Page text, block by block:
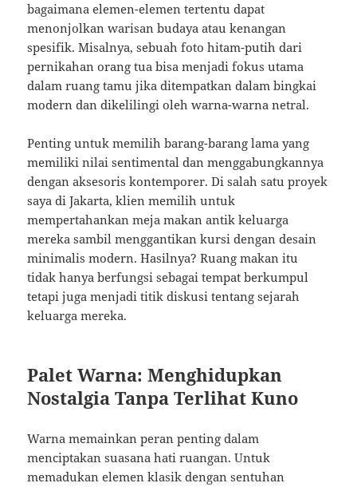
bagaimana elemen-elemen tertentu dapat
menonjolkan warisan budaya atau kenangan
spesifik. Misalnya, sebuah foto hitam-putih dari
pernikahan orang tua bisa menjadi fokus utama
dalam ruang tamu jika ditempatkan dalam bingkai
modern dan dikelilingi oleh warna-warna netral.
Penting untuk memilih barang-barang lama yang
memiliki nilai sentimental dan menggabungkannya
dengan aksesoris kontemporer. Di salah satu proyek
saya di Jakarta, klien memilih untuk
mempertahankan meja makan antik keluarga
mereka sambil menggantikan kursi dengan desain
minimalis modern. Hasilnya? Ruang makan itu
tidak hanya berfungsi sebagai tempat berkumpul
tetapi juga menjadi titik diskusi tentang sejarah
keluarga mereka.
Palet Warna: Menghidupkan
Nostalgia Tanpa Terlihat Kuno
Warna memainkan peran penting dalam
menciptakan suasana hati ruangan. Untuk
memadukan elemen klasik dengan sentuhan